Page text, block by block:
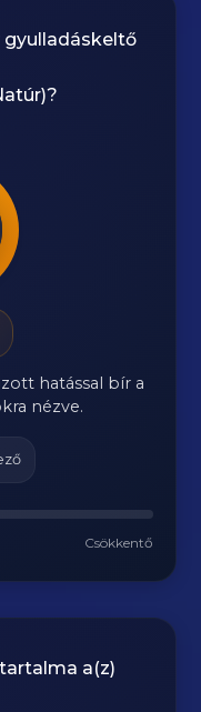
gyulladáskeltő
?
hatással bír a
nézve.
Csökkentő
a(z)